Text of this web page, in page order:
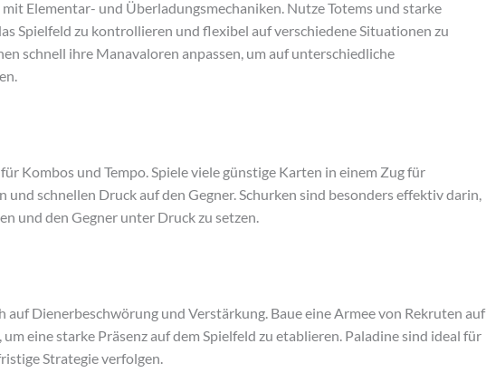
Elementar- und Überladungsmechaniken. Nutze Totems und starke
Spielfeld zu kontrollieren und flexibel auf verschiedene Situationen zu
schnell ihre Manavaloren anpassen, um auf unterschiedliche
Kombos und Tempo. Spiele viele günstige Karten in einem Zug für
und schnellen Druck auf den Gegner. Schurken sind besonders effektiv darin,
und den Gegner unter Druck zu setzen.
auf Dienerbeschwörung und Verstärkung. Baue eine Armee von Rekruten auf
eine starke Präsenz auf dem Spielfeld zu etablieren. Paladine sind ideal für
Strategie verfolgen.